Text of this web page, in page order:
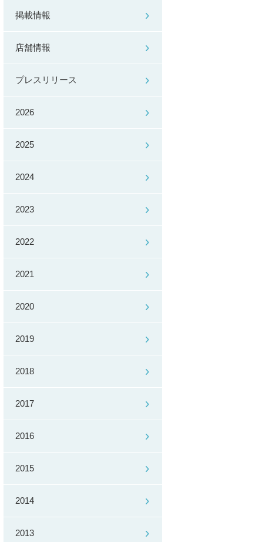
掲載情報
店舗情報
プレスリリース
2026
2025
2024
2023
2022
2021
2020
2019
2018
2017
2016
2015
2014
2013